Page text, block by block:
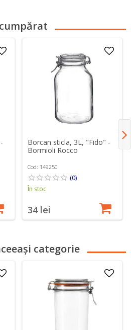
Borcan sticla, 3L, "Fido" -
Bormioli Rocco
Cod: 149250
(0)
În stoc
34 lei
categorie